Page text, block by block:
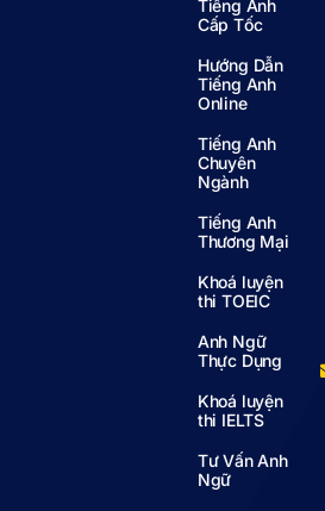
Tiếng Anh
Cấp Tốc
Hướng Dẫn
Tiếng Anh
Online
Tiếng Anh
Chuyên
Ngành
Tiếng Anh
Thương Mại
Khoá luyện
thi TOEIC
Anh Ngữ
Thực Dụng
Khoá luyện
thi IELTS
Tư Vấn Anh
Ngữ